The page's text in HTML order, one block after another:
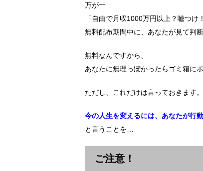
万が一
「自由で月収1000万円以上？嘘つけ
無料配布期間中に、あなたが見て判断
無料なんですから、
あなたに無理っぽかったらゴミ箱に
ただし、これだけは言っておきます。
今の人生を変えるには、あなたが行
と言うことを…
ご注意！